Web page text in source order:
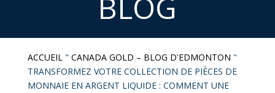
ACCUEIL" CANADA GOLD – BLOG D'EDMONTON "
TRANSFORMEZ VOTRE COLLECTION DE PIÈCES DE
MONNAIE EN ARGENT LIQUIDE : COMMENT UNE